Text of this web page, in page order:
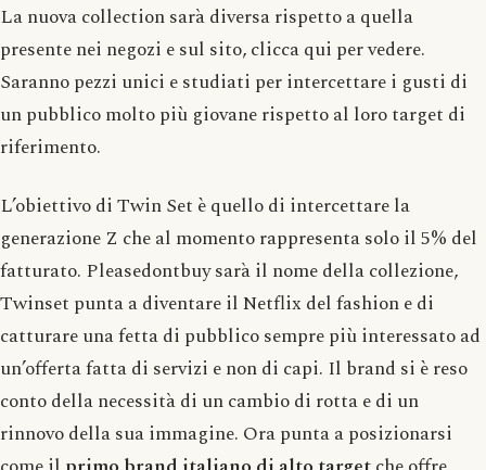
La nuova collection sarà diversa rispetto a quella
presente nei negozi e sul sito, clicca qui per vedere.
Saranno pezzi unici e studiati per intercettare i gusti di
un pubblico molto più giovane rispetto al loro target di
riferimento.
L’obiettivo di Twin Set è quello di intercettare la
generazione Z che al momento rappresenta solo il 5% del
fatturato. Pleasedontbuy sarà il nome della collezione,
Twinset punta a diventare il Netflix del fashion e di
catturare una fetta di pubblico sempre più interessato ad
un’offerta fatta di servizi e non di capi. Il brand si è reso
conto della necessità di un cambio di rotta e di un
rinnovo della sua immagine. Ora punta a posizionarsi